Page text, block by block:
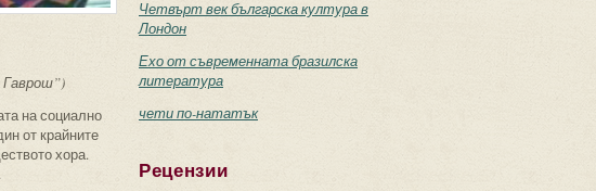
на социално
от крайните
хора.
Четвърт век българска култура в
Лондон
Ехо от съвременната бразилска
литература
чети по-нататък
Рецензии